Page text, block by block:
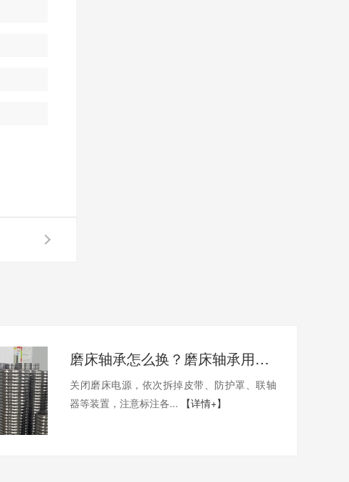
磨床轴承怎么换？磨床轴承用哪家的比较好？
关闭磨床电源，依次拆掉皮带、防护罩、联轴
器等装置，注意标注各...
【详情+】